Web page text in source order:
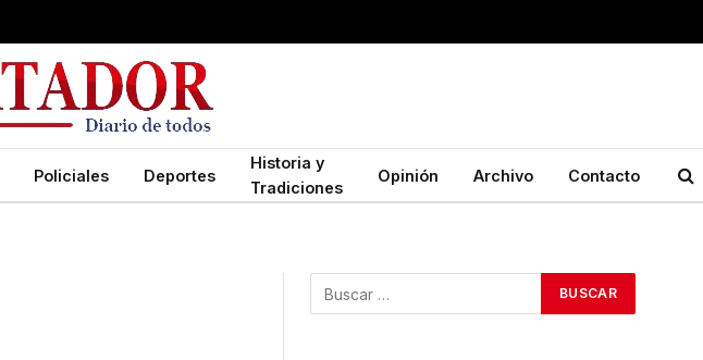
Policiales Deportes
Historia y
Tradiciones
Opinión Archivo Contacto